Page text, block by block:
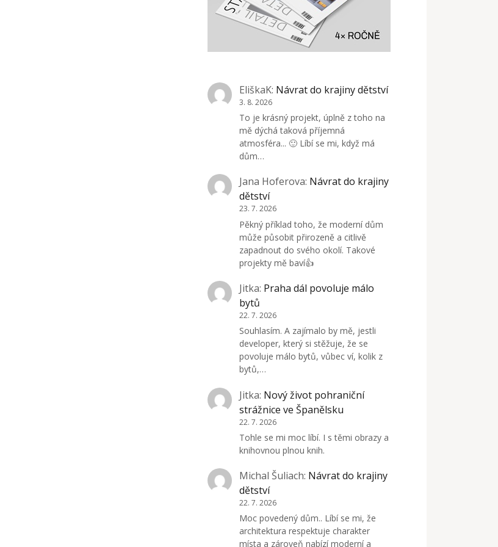
EliškaK: Návrat do krajiny dětství
3. 8. 2026
To je krásný projekt, úplně z toho na
mě dýchá taková příjemná
atmosféra... 🙂 Líbí se mi, když má
dům…
Jana Hoferova: Návrat do krajiny
dětství
23. 7. 2026
Pěkný příklad toho, že moderní dům
může působit přirozeně a citlivě
zapadnout do svého okolí. Takové
projekty mě baví👍
Jitka: Praha dál povoluje málo
bytů
22. 7. 2026
Souhlasím. A zajímalo by mě, jestli
developer, který si stěžuje, že se
povoluje málo bytů, vůbec ví, kolik z
bytů,…
Jitka: Nový život pohraniční
strážnice ve Španělsku
22. 7. 2026
Tohle se mi moc líbí. I s těmi obrazy a
knihovnou plnou knih.
Michal Šuliach: Návrat do krajiny
dětství
22. 7. 2026
Moc povedený dům.. Líbí se mi, že
architektura respektuje charakter
místa a zároveň nabízí moderní a